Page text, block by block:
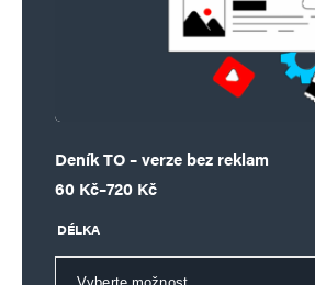
Deník TO – verze bez reklam
60 Kč–720 Kč
Rozpětí cen: 60 Kč až 720 Kč
DÉLKA